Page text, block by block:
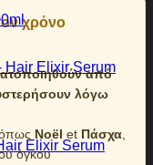
χρόνο
από
λόγω
όπως Noël et Πάσχα
όγκου
Elixir Serum